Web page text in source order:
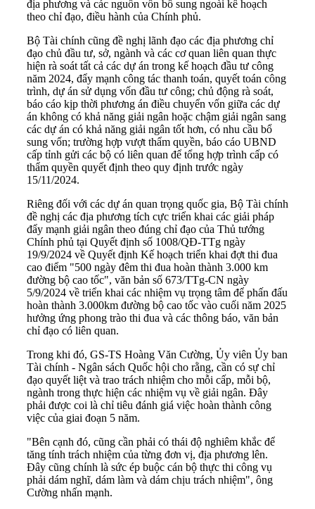
địa phương và các nguồn vốn bổ sung ngoài kế hoạch
theo chỉ đạo, điều hành của Chính phủ.
Bộ Tài chính cũng đề nghị lãnh đạo các địa phương chỉ
đạo chủ đầu tư, sở, ngành và các cơ quan liên quan thực
hiện rà soát tất cả các dự án trong kế hoạch đầu tư công
năm 2024, đẩy mạnh công tác thanh toán, quyết toán công
trình, dự án sử dụng vốn đầu tư công; chủ động rà soát,
báo cáo kịp thời phương án điều chuyển vốn giữa các dự
án không có khả năng giải ngân hoặc chậm giải ngân sang
các dự án có khả năng giải ngân tốt hơn, có nhu cầu bổ
sung vốn; trường hợp vượt thẩm quyền, báo cáo UBND
cấp tỉnh gửi các bộ có liên quan để tổng hợp trình cấp có
thẩm quyền quyết định theo quy định trước ngày
15/11/2024.
Riêng đối với các dự án quan trọng quốc gia, Bộ Tài chính
đề nghị các địa phương tích cực triển khai các giải pháp
đẩy mạnh giải ngân theo đúng chỉ đạo của Thủ tướng
Chính phủ tại Quyết định số 1008/QĐ-TTg ngày
19/9/2024 về Quyết định Kế hoạch triển khai đợt thi đua
cao điểm "500 ngày đêm thi đua hoàn thành 3.000 km
đường bộ cao tốc", văn bản số 673/TTg-CN ngày
5/9/2024 về triển khai các nhiệm vụ trọng tâm để phấn đấu
hoàn thành 3.000km đường bộ cao tốc vào cuối năm 2025
hưởng ứng phong trào thi đua và các thông báo, văn bản
chỉ đạo có liên quan.
Trong khi đó, GS-TS Hoàng Văn Cường, Ủy viên Ủy ban
Tài chính - Ngân sách Quốc hội cho rằng, cần có sự chỉ
đạo quyết liệt và trao trách nhiệm cho mỗi cấp, mỗi bộ,
ngành trong thực hiện các nhiệm vụ về giải ngân. Đây
phải được coi là chỉ tiêu đánh giá việc hoàn thành công
việc của giai đoạn 5 năm.
"Bên cạnh đó, cũng cần phải có thái độ nghiêm khắc để
tăng tính trách nhiệm của từng đơn vị, địa phương lên.
Đây cũng chính là sức ép buộc cán bộ thực thi công vụ
phải dám nghĩ, dám làm và dám chịu trách nhiệm", ông
Cường nhấn mạnh.